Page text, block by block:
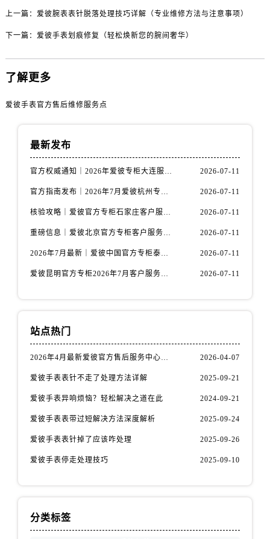
安徽省滁州市琅琊区南谯北路爱彼售后服务中心（需提前预约）
安徽省黄山市屯溪区黄山西路爱彼售后服务中心（需提前预约）
福建省三明市三元区东乾二路爱彼售后服务中心（需提前预约）
江苏省常州市新北区龙锦路1590号现代传媒中心5号楼10层1008室爱彼售后服务中心（需提前预约）
江苏省盐城市盐都区世纪大道5号盐城金融城写字楼1号楼16层1604室爱彼售后服务中心（需提前预约）
江苏省镇江市京口区中山东路爱彼售后服务中心（需提前预约）
上一篇： 爱彼腕表表针脱落处理技巧详解（专业维修方法与注意事项）
下一篇： 爱彼手表划痕修复（轻松焕新您的腕间奢华）
了解更多
爱彼手表官方售后维修服务点
最新发布
官方权威通知｜2026年爱彼专柜大连服务网络焕新：客户服务热线全核验 2026-07-11
官方指南发布｜2026年7月爱彼杭州专柜客户服务信息与热线 2026-07-11
核验攻略｜爱彼官方专柜石家庄客户服务热线（2026年7月最新版） 2026-07-11
重磅信息｜爱彼北京官方专柜客户服务电话2026年7月最新公示 2026-07-11
2026年7月最新｜爱彼中国官方专柜泰州地区服务热线全攻略&客户服务中心信息公示 2026-07-11
爱彼昆明官方专柜2026年7月客户服务通告｜热线电话与门店信息核验 2026-07-11
站点热门
2026年4月最新爱彼官方售后服务中心网点考察报告（新址） 2026-04-07
爱彼手表表针不走了处理方法详解 2025-09-21
爱彼手表异响烦恼？轻松解决之道在此 2024-09-21
爱彼手表表带过短解决方法深度解析 2025-09-24
爱彼手表表针掉了应该咋处理 2025-09-26
爱彼手表停走处理技巧 2025-09-10
分类标签